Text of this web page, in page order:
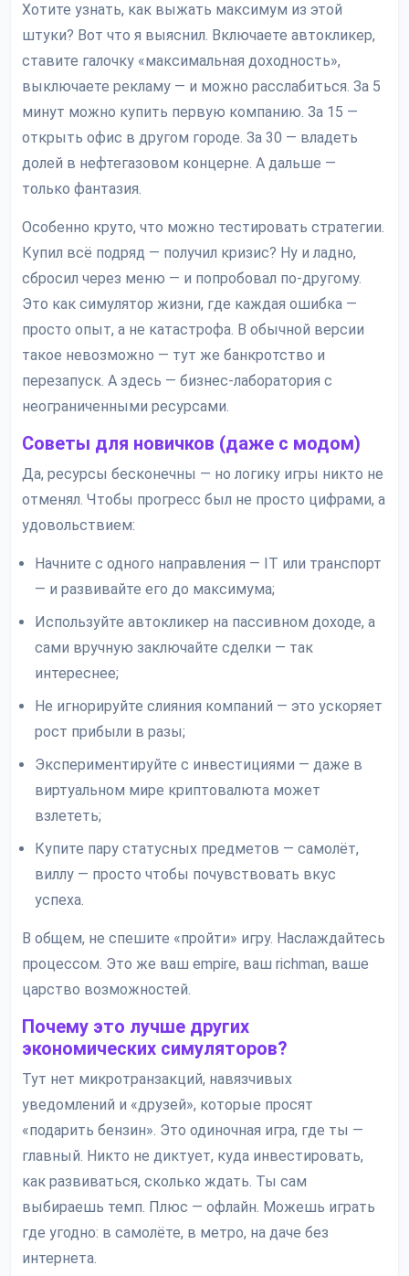
Хотите узнать, как выжать максимум из этой
штуки? Вот что я выяснил. Включаете автокликер,
ставите галочку «максимальная доходность»,
выключаете рекламу — и можно расслабиться. За 5
минут можно купить первую компанию. За 15 —
открыть офис в другом городе. За 30 — владеть
долей в нефтегазовом концерне. А дальше —
только фантазия.
Особенно круто, что можно тестировать стратегии.
Купил всё подряд — получил кризис? Ну и ладно,
сбросил через меню — и попробовал по-другому.
Это как симулятор жизни, где каждая ошибка —
просто опыт, а не катастрофа. В обычной версии
такое невозможно — тут же банкротство и
перезапуск. А здесь — бизнес-лаборатория с
неограниченными ресурсами.
Советы для новичков (даже с модом)
Да, ресурсы бесконечны — но логику игры никто не
отменял. Чтобы прогресс был не просто цифрами, а
удовольствием:
Начните с одного направления — IT или транспорт
— и развивайте его до максимума;
Используйте автокликер на пассивном доходе, а
сами вручную заключайте сделки — так
интереснее;
Не игнорируйте слияния компаний — это ускоряет
рост прибыли в разы;
Экспериментируйте с инвестициями — даже в
виртуальном мире криптовалюта может
взлететь;
Купите пару статусных предметов — самолёт,
виллу — просто чтобы почувствовать вкус
успеха.
В общем, не спешите «пройти» игру. Наслаждайтесь
процессом. Это же ваш empire, ваш richman, ваше
царство возможностей.
Почему это лучше других
экономических симуляторов?
Тут нет микротранзакций, навязчивых
уведомлений и «друзей», которые просят
«подарить бензин». Это одиночная игра, где ты —
главный. Никто не диктует, куда инвестировать,
как развиваться, сколько ждать. Ты сам
выбираешь темп. Плюс — офлайн. Можешь играть
где угодно: в самолёте, в метро, на даче без
интернета.